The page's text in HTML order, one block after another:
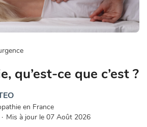
qu’est-ce que c’est ?
en France
· Mis à jour le 07 Août 2026